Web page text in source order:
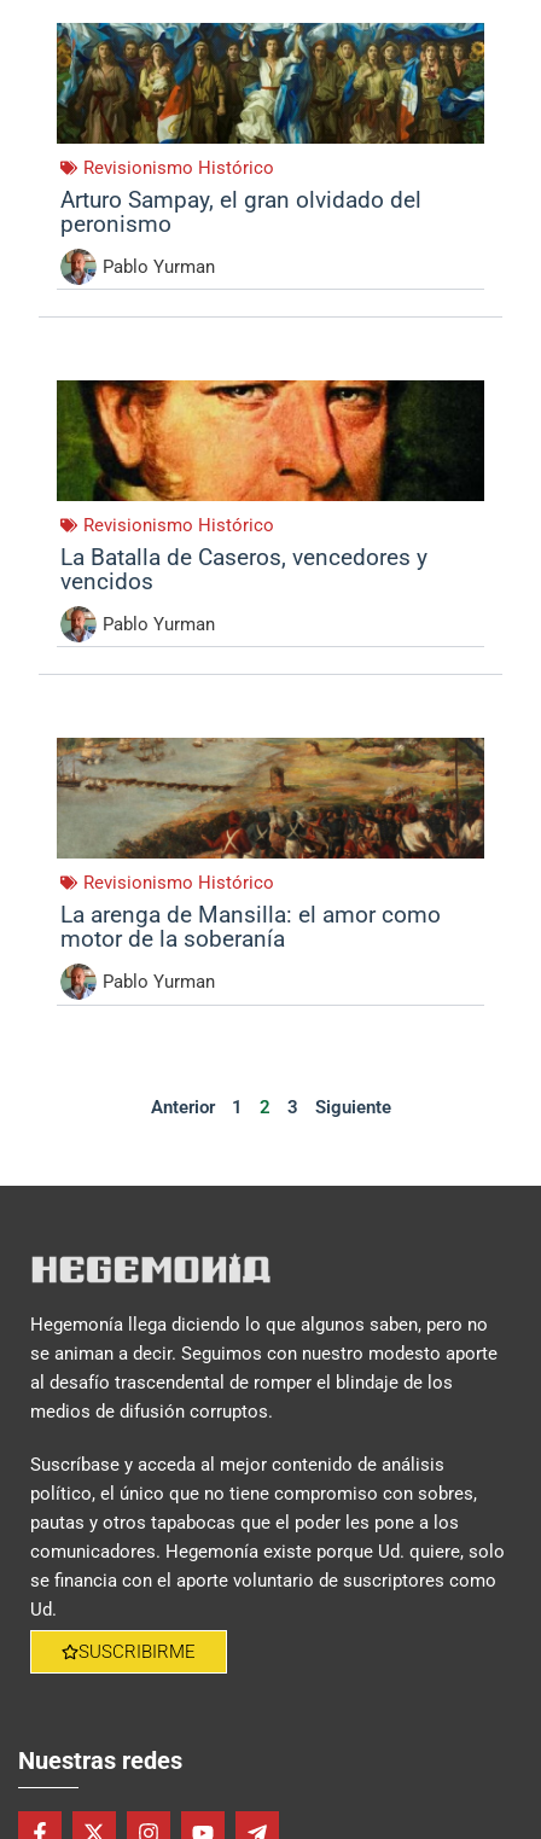
Revisionismo Histórico
Arturo Sampay, el gran olvidado del
peronismo
Pablo Yurman
Revisionismo Histórico
La Batalla de Caseros, vencedores y
vencidos
Pablo Yurman
Revisionismo Histórico
La arenga de Mansilla: el amor como
motor de la soberanía
Pablo Yurman
Anterior 1 2 3 Siguiente
Hegemonía llega diciendo lo que algunos saben, pero no
se animan a decir. Seguimos con nuestro modesto aporte
al desafío trascendental de romper el blindaje de los
medios de difusión corruptos.
Suscríbase y acceda al mejor contenido de análisis
político, el único que no tiene compromiso con sobres,
pautas y otros tapabocas que el poder les pone a los
comunicadores. Hegemonía existe porque Ud. quiere, solo
se financia con el aporte voluntario de suscriptores como
Ud.
SUSCRIBIRME
Nuestras redes
F X I Y T